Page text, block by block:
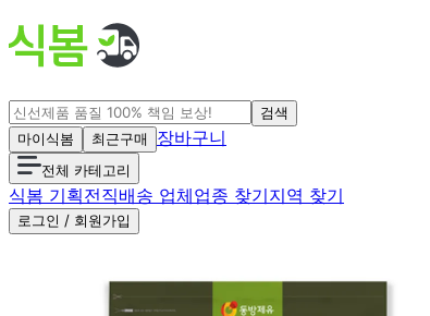
검색
마이식봄
최근구매 장바구니
전체 카테고리
식봄 기획전직배송 업체업종 찾기지역 찾기
로그인 / 회원가입